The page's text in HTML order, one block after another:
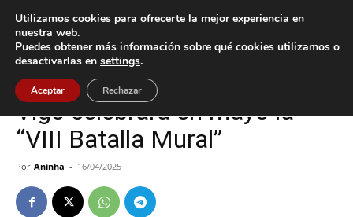
Inicio Cultura / Ocio
Cultura / Ocio Vigo
Vigo celebrará en mayo la
“VIII Batalla Mural”
Por Aninha - 16/04/2025
Utilizamos cookies para ofrecerte la mejor experiencia en
nuestra web.
Puedes obtener más información sobre qué cookies utilizamos o
desactivarlas en settings.
Aceptar Rechazar